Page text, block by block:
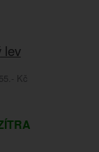
lev
Kč